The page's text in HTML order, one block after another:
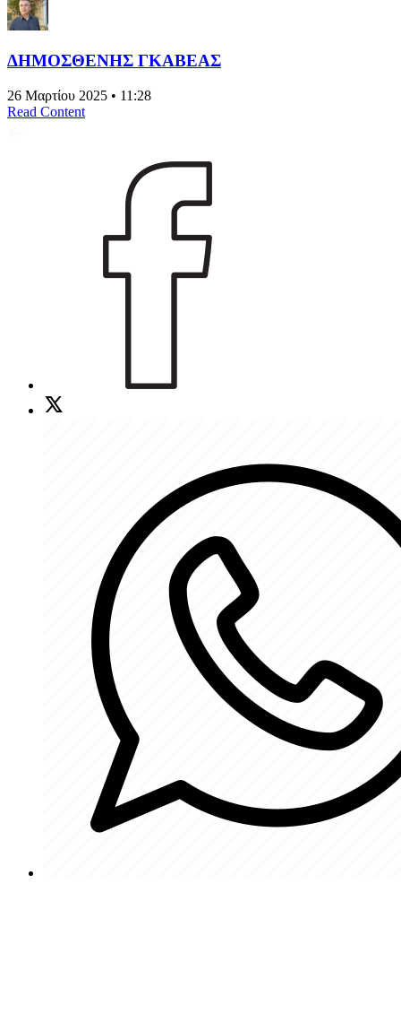
ΔΗΜΟΣΘΕΝΗΣ ΓΚΑΒΕΑΣ
26 Μαρτίου 2025 • 11:28
Read Content